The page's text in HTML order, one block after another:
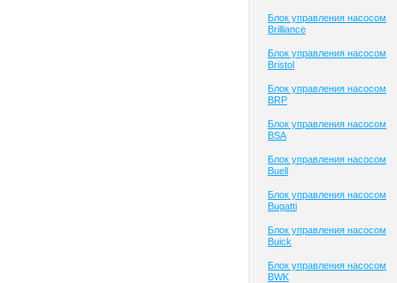
Блок управления насосом
Brilliance
Блок управления насосом
Bristol
Блок управления насосом
BRP
Блок управления насосом
BSA
Блок управления насосом
Buell
Блок управления насосом
Bugatti
Блок управления насосом
Buick
Блок управления насосом
BWK